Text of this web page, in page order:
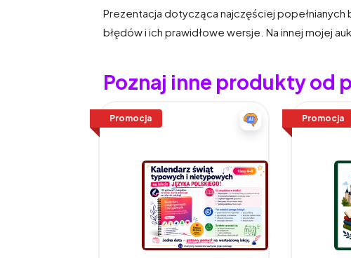
Prezentacja dotycząca najczęściej popełnianych
błędów i ich prawidłowe wersje. Na innej mojej
Poznaj inne produkty
Promocja Promocja